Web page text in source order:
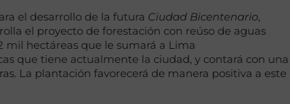
el desarrollo de la futura Ciudad Bicentenario,
el proyecto de forestación con reúso de aguas
mil hectáreas que le sumará a Lima
que tiene actualmente la ciudad, y contará con una
La plantación favorecerá de manera positiva a este